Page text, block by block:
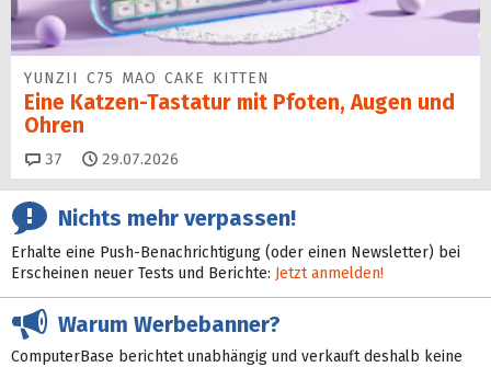
YUNZII C75 MAO CAKE KITTEN
Eine Katzen-Tastatur mit Pfoten, Augen und
Ohren
37 Kommentare
29.07.2026
Nichts mehr verpassen!
Erhalte eine Push-Benachrichtigung (oder einen Newsletter) bei
Erscheinen neuer Tests und Berichte: Jetzt anmelden!
Warum Werbebanner?
ComputerBase berichtet unabhängig und verkauft deshalb keine